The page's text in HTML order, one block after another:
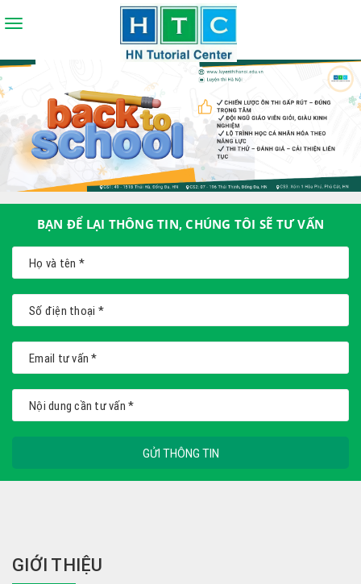
Toggle
BẠN ĐỂ LẠI THÔNG TIN, CHÚNG TÔI SẼ TƯ VẤN
GỬI THÔNG TIN
GIỚI THIỆU